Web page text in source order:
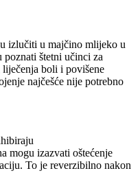
izlučiti u majčino mlijeko u
poznati štetni učinci za
boli i povišene
najčešće nije potrebno
mogu izazvati oštećenje
To je reverzibilno nakon